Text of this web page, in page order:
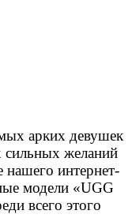
арких девушек
желаний
нашего интернет-
модели «UGG
всего этого